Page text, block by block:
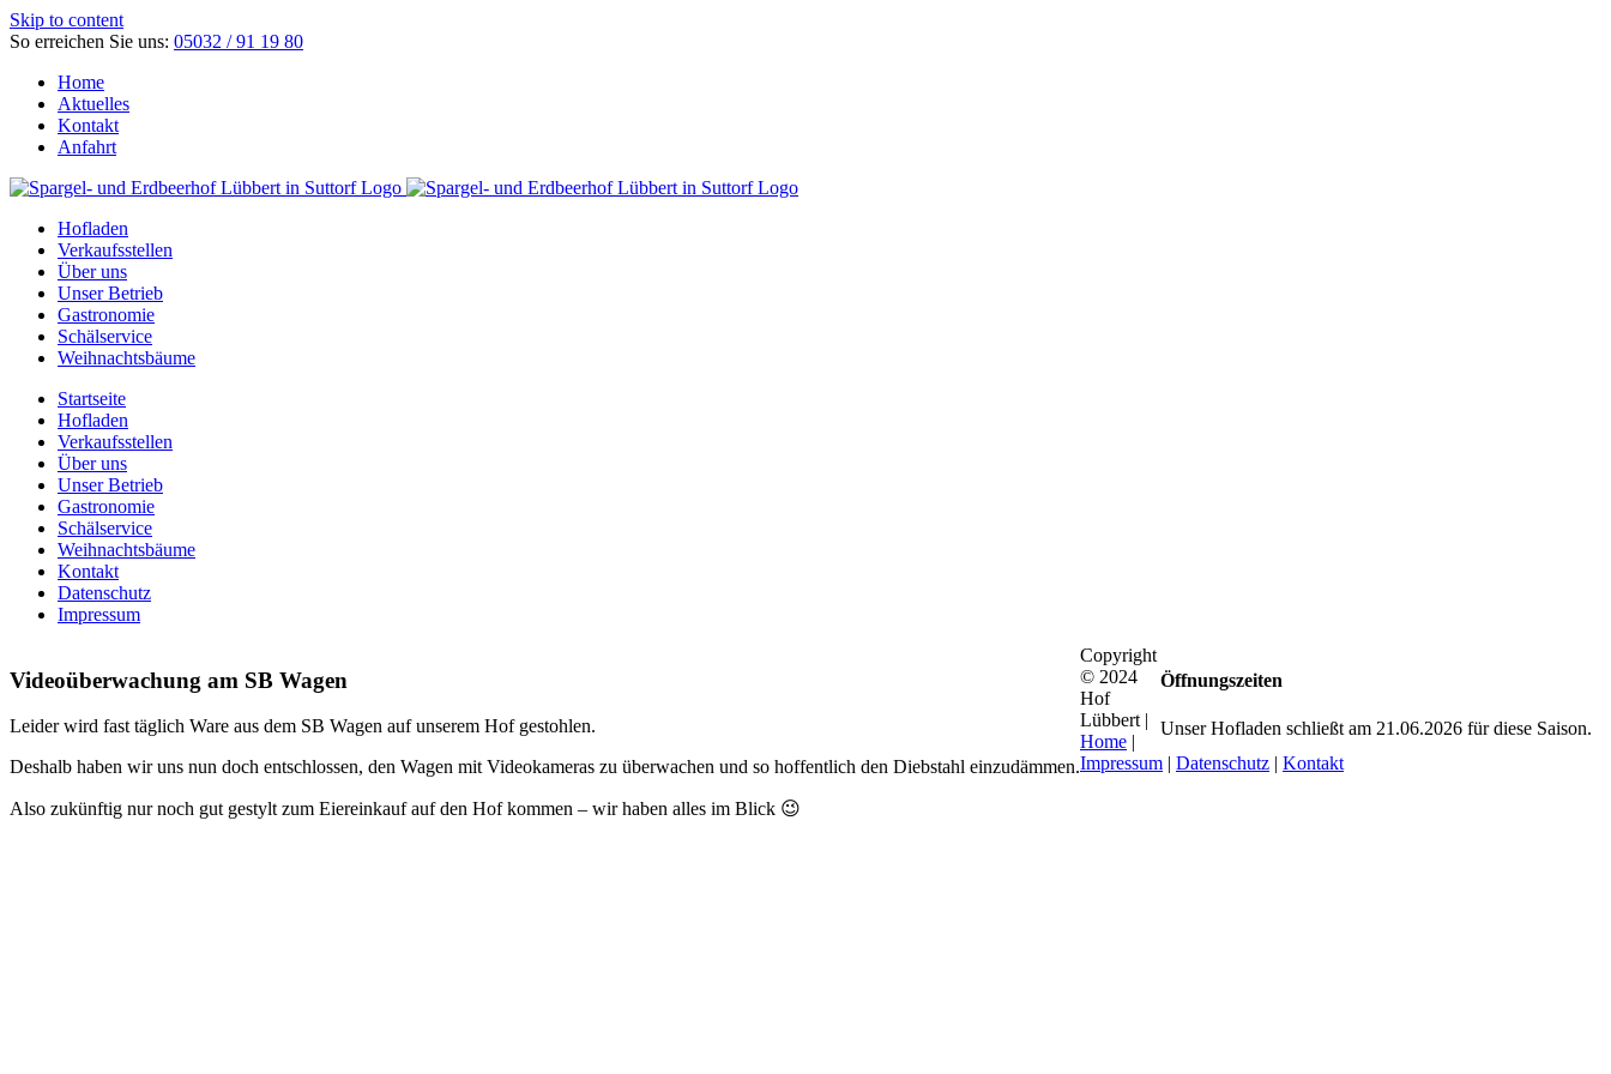
Skip to content
So erreichen Sie uns: 05032 / 91 19 80
Home
Aktuelles
Kontakt
Anfahrt
Hofladen
Verkaufsstellen
Über uns
Unser Betrieb
Gastronomie
Schälservice
Weihnachtsbäume
Startseite
Hofladen
Verkaufsstellen
Über uns
Unser Betrieb
Gastronomie
Schälservice
Weihnachtsbäume
Kontakt
Datenschutz
Impressum
Videoüberwachung am SB Wagen
Leider wird fast täglich Ware aus dem SB Wagen auf unserem Hof gestohlen.
Deshalb haben wir uns nun doch entschlossen, den Wagen mit Videokameras zu überwachen und so hoffentlich den Diebstahl einzudämmen.
Also zukünftig nur noch gut gestylt zum Eiereinkauf auf den Hof kommen – wir haben alles im Blick 😉
Öffnungszeiten
Unser Hofladen schließt am 21.06.2026 für diese Saison.
Copyright
© 2024
Hof
Lübbert |
Home |
Impressum | Datenschutz | Kontakt